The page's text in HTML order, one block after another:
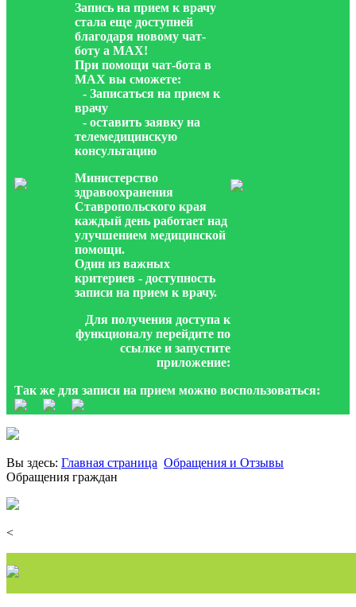
Запись на прием к врачу
стала еще доступней
благодаря новому чат-
боту а МАХ!
При помощи чат-бота в
МАХ вы сможете:
- Записаться на прием к
врачу
- оставить заявку на
телемедицинскую
консультацию
Министерство
здравоохранения
Ставропольского края
каждый день работает над
улучшением медицинской
помощи.
Один из важных
критериев - доступность
записи на прием к врачу.
Для получения доступа к
функционалу перейдите по
ссылке и запустите
приложение:
Так же для записи на прием можно воспользоваться:
Вы здесь: Главная страница Обращения и Отзывы
Обращения граждан
<